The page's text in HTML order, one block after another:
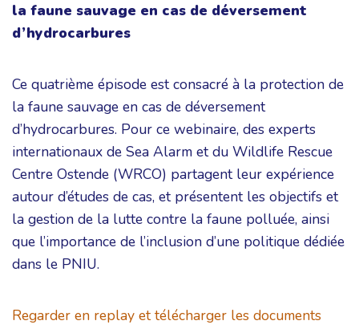
la faune sauvage en cas de déversement
d’hydrocarbures
Ce quatrième épisode est consacré à la protection de
la faune sauvage en cas de déversement
d’hydrocarbures. Pour ce webinaire, des experts
internationaux de Sea Alarm et du Wildlife Rescue
Centre Ostende (WRCO) partagent leur expérience
autour d’études de cas, et présentent les objectifs et
la gestion de la lutte contre la faune polluée, ainsi
que l’importance de l’inclusion d’une politique dédiée
dans le PNIU.
Regarder en replay et télécharger les documents